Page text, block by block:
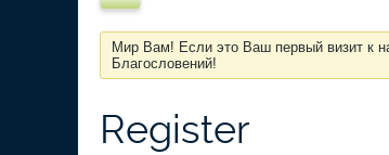
Мир Вам! Если это Ваш первый визит к
Благословений!
Register